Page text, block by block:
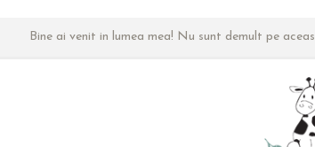
Bine ai venit in lumea mea! Nu sunt demult pe